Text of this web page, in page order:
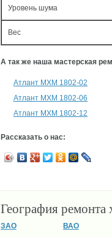
Уровень шума
Вес
А так же наша мастерская
Атлант МХМ 1802-02
Атлант МХМ 1802-06
Атлант МХМ 1802-12
Рассказать о нас:
География
ЗАО ВАО